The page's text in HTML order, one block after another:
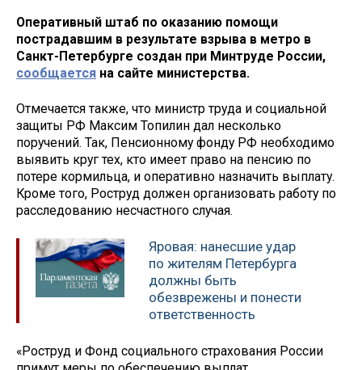
Оперативный штаб по оказанию помощи
пострадавшим в результате взрыва в метро в
Санкт-Петербурге создан при Минтруде России,
сообщается на сайте министерства.
Отмечается также, что министр труда и социальной
защиты РФ Максим Топилин дал несколько
поручений. Так, Пенсионному фонду РФ необходимо
выявить круг тех, кто имеет право на пенсию по
потере кормильца, и оперативно назначить выплату.
Кроме того, Роструд должен организовать работу по
расследованию несчастного случая.
Яровая: нанесшие удар
по жителям Петербурга
должны быть
обезврежены и понести
ответственность
«Роструд и Фонд социального страхования России